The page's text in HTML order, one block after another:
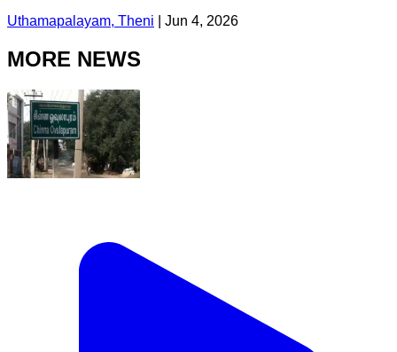
Uthamapalayam, Theni Jun 4, 2026
MORE NEWS